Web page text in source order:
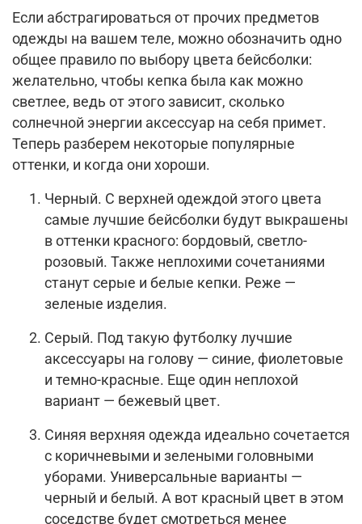
Если абстрагироваться от прочих предметов
одежды на вашем теле, можно обозначить одно
общее правило по выбору цвета бейсболки:
желательно, чтобы кепка была как можно
светлее, ведь от этого зависит, сколько
солнечной энергии аксессуар на себя примет.
Теперь разберем некоторые популярные
оттенки, и когда они хороши.
Черный. С верхней одеждой этого цвета
самые лучшие бейсболки будут выкрашены
в оттенки красного: бордовый, светло-
розовый. Также неплохими сочетаниями
станут серые и белые кепки. Реже —
зеленые изделия.
Серый. Под такую футболку лучшие
аксессуары на голову — синие, фиолетовые
и темно-красные. Еще один неплохой
вариант — бежевый цвет.
Синяя верхняя одежда идеально сочетается
с коричневыми и зелеными головными
уборами. Универсальные варианты —
черный и белый. А вот красный цвет в этом
соседстве будет смотреться менее